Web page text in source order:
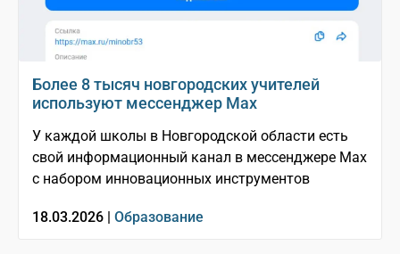
Более 8 тысяч новгородских учителей
используют мессенджер Мах
У каждой школы в Новгородской области есть
свой информационный канал в мессенджере Мах
с набором инновационных инструментов
18.03.2026 | Образование